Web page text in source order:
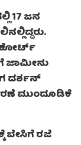
17 ಜನ
ಜಾಮೀನು
ದರ್ಶನ್
ಮುಂದೂಡಿಕೆ
ಬೇಸಿಗೆ ರಜೆ